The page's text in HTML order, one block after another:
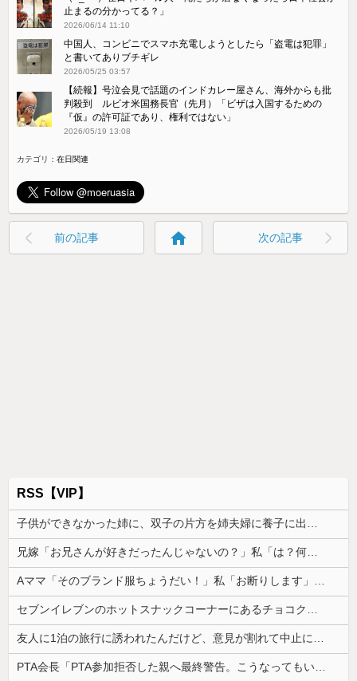
止まるの分かってる？」
2026/06/14 11:10
中国人、コンビニでスマホ充電しようとしたら「盗電は犯罪」
と書いてありブチギレ
2026/05/25 03:57
【続報】号泣会見で話題のインドカレー屋さん、海外からも批
判殺到 ルビオ米国務長官（先月）「ビザは入国するための
『仮』の許可証であり、権利ではない」
2026/05/19 13:08
カテゴリ：在日関連
前の記事 home 次の記事
RSS【VIP】